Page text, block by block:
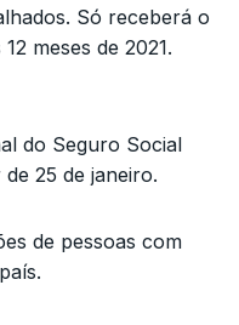
Só receberá o
meses de 2021.
do Seguro Social
25 de janeiro.
de pessoas com